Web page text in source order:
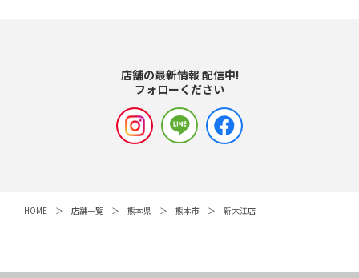
店舗の最新情報 配信中!
フォローください
HOME 店舗一覧 熊本県 熊本市 新大江店